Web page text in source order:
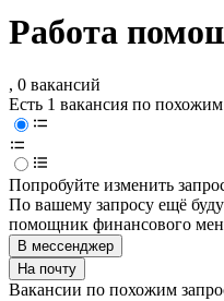
Работа
, 0 вакансий
Есть 1 вакансия по
Попробуйте изменить
По вашему запросу ещё
помощник финансового
В мессенджер
На почту
Вакансии по похожим